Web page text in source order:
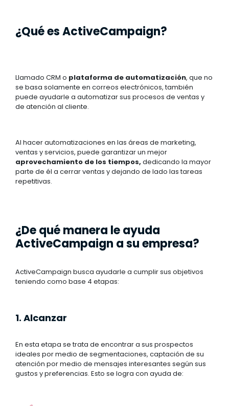
¿Qué es ActiveCampaign?
Llamado CRM o plataforma de automatización, que no
se basa solamente en correos electrónicos, también
puede ayudarle a automatizar sus procesos de ventas y
de atención al cliente.
Al hacer automatizaciones en las áreas de marketing,
ventas y servicios, puede garantizar un mejor
aprovechamiento de los tiempos, dedicando la mayor
parte de él a cerrar ventas y dejando de lado las tareas
repetitivas.
¿De qué manera le ayuda
ActiveCampaign a su empresa?
ActiveCampaign busca ayudarle a cumplir sus objetivos
teniendo como base 4 etapas:
1. Alcanzar
En esta etapa se trata de encontrar a sus prospectos
ideales por medio de segmentaciones, captación de su
atención por medio de mensajes interesantes según sus
gustos y preferencias. Esto se logra con ayuda de: